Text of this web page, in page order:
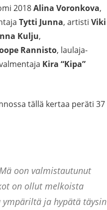
2018Alina Voronkova,
Tytti Junna, artisti Viki
Kulju,
Rannisto, laulaja-
Kira “Kipa”
tällä kertaa peräti 37
oon valmistautunut
on ollut melkoista
ja hypätä täysin